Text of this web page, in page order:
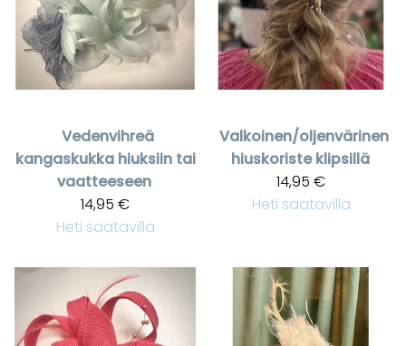
Vedenvihreä
kangaskukka hiuksiin tai
vaatteeseen
14,95 €
Heti saatavilla
Valkoinen/oljenvärinen
hiuskoriste klipsillä
14,95 €
Heti saatavilla